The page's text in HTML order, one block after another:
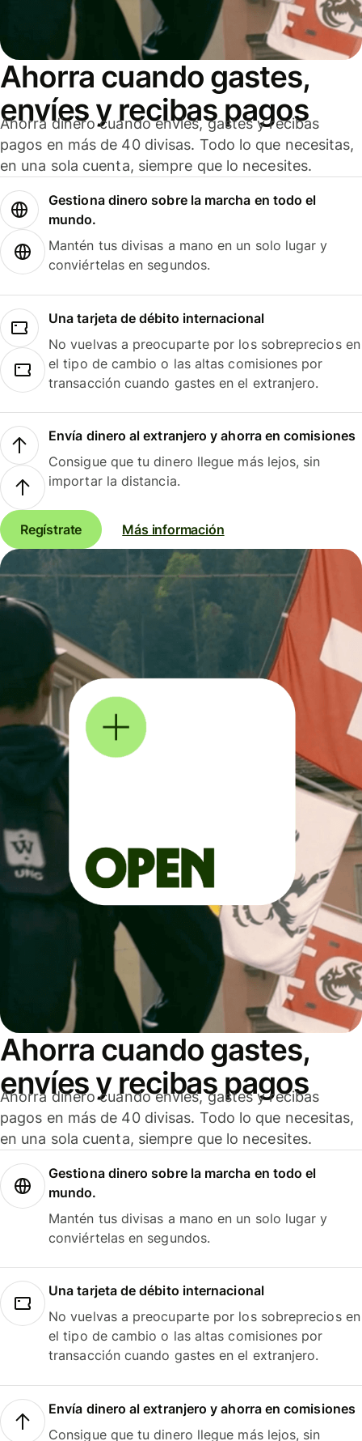
Ahorra cuando gastes,
envíes y recibas pagos
Ahorra dinero cuando envíes, gastes y recibas
pagos en más de 40 divisas. Todo lo que necesitas,
en una sola cuenta, siempre que lo necesites.
Gestiona dinero sobre la marcha en todo el
mundo.
Mantén tus divisas a mano en un solo lugar y
conviértelas en segundos.
Una tarjeta de débito internacional
No vuelvas a preocuparte por los sobreprecios en
el tipo de cambio o las altas comisiones por
transacción cuando gastes en el extranjero.
Envía dinero al extranjero y ahorra en comisiones
Consigue que tu dinero llegue más lejos, sin
importar la distancia.
Regístrate Más información
Ahorra cuando gastes,
envíes y recibas pagos
Ahorra dinero cuando envíes, gastes y recibas
pagos en más de 40 divisas. Todo lo que necesitas,
en una sola cuenta, siempre que lo necesites.
Gestiona dinero sobre la marcha en todo el
mundo.
Mantén tus divisas a mano en un solo lugar y
conviértelas en segundos.
Una tarjeta de débito internacional
No vuelvas a preocuparte por los sobreprecios en
el tipo de cambio o las altas comisiones por
transacción cuando gastes en el extranjero.
Envía dinero al extranjero y ahorra en comisiones
Consigue que tu dinero llegue más lejos, sin